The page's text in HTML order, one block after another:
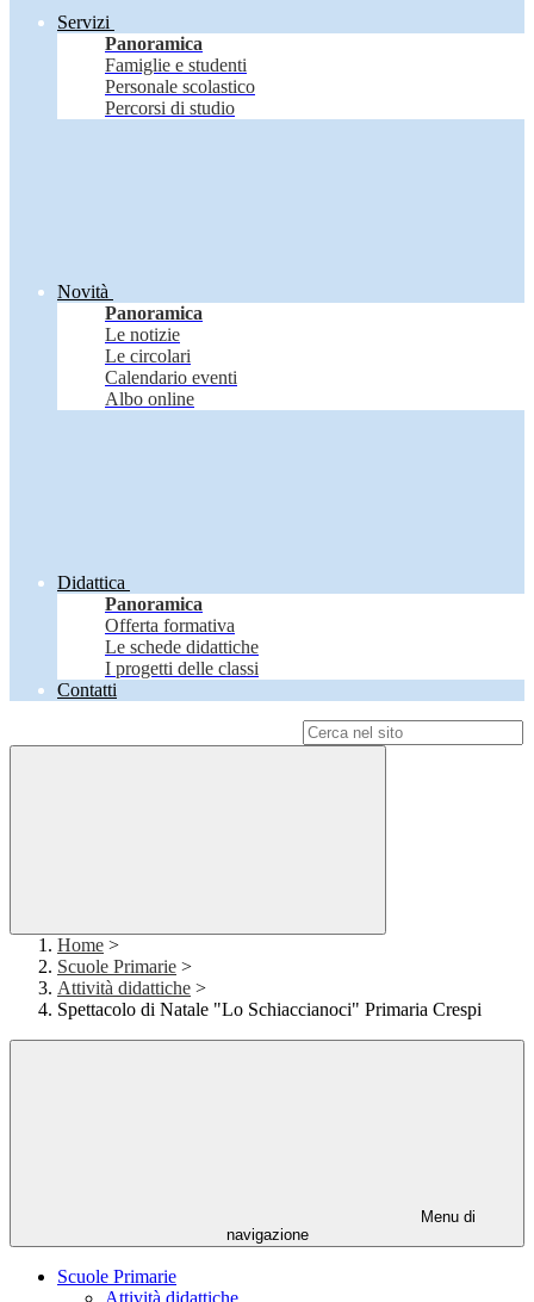
Servizi
Panoramica
Famiglie e studenti
Personale scolastico
Percorsi di studio
Novità
Panoramica
Le notizie
Le circolari
Calendario eventi
Albo online
Didattica
Panoramica
Offerta formativa
Le schede didattiche
I progetti delle classi
Contatti
Home >
Scuole Primarie >
Attività didattiche >
Spettacolo di Natale "Lo Schiaccianoci" Primaria Crespi
Menu di
navigazione
Scuole Primarie